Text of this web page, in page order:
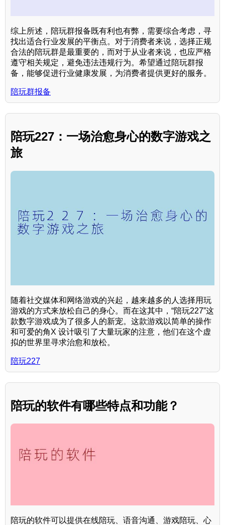
综上所述，陪玩群报备既有利也有弊，需要综合考虑，寻
找出适合行业发展的平衡点。对于消费者来说，选择正规
合法的陪玩群是最重要的，而对于从业者来说，也应严格
遵守相关规定，避免违法违规行为。希望通过陪玩群报
备，能够促进行业健康发展，为消费者提供更好的服务。
陪玩群报备
陪玩227：一场治愈身心的数字游戏之
旅
随着社交媒体和网络游戏的兴起，越来越多的人选择用玩
游戏的方式来放松自己的身心。而在这其中，“陪玩227”这
款数字游戏成为了很多人的新宠。这款游戏以简单的操作
和可爱的角X 设计吸引了大量玩家的注意，他们在这个虚
拟的世界里寻求治愈和放松。
陪玩227
陪玩的软件有哪些特点和功能？
陪玩的软件可以提供在线陪玩、语音沟通、游戏陪玩、心